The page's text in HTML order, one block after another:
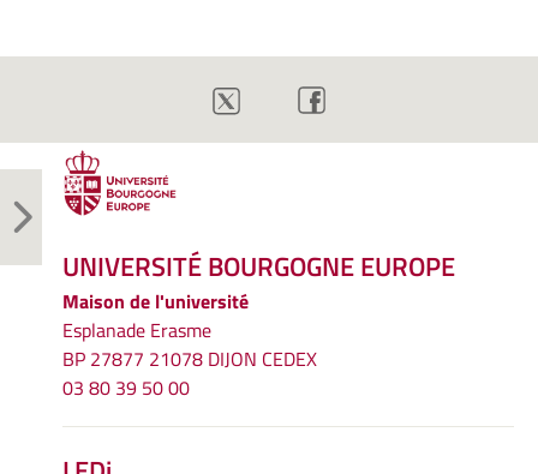
UNIVERSITÉ BOURGOGNE EUROPE
Maison de l'université
Esplanade Erasme
BP 27877 21078 DIJON CEDEX
03 80 39 50 00